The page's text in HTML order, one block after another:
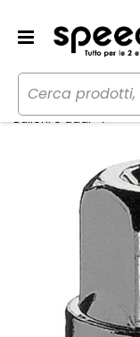
Home Auto
Bulloni e dadi